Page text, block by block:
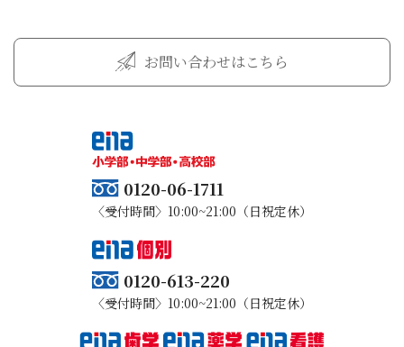
お問い合わせはこちら
0120-06-1711
〈受付時間〉10:00~21:00（日祝定休）
0120-613-220
〈受付時間〉10:00~21:00（日祝定休）